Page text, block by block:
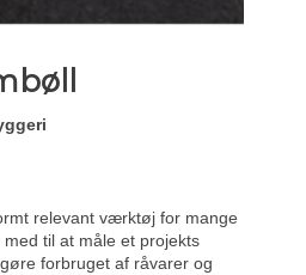
relevant værktøj for mange
til at måle et projekts
forbruget af råvarer og